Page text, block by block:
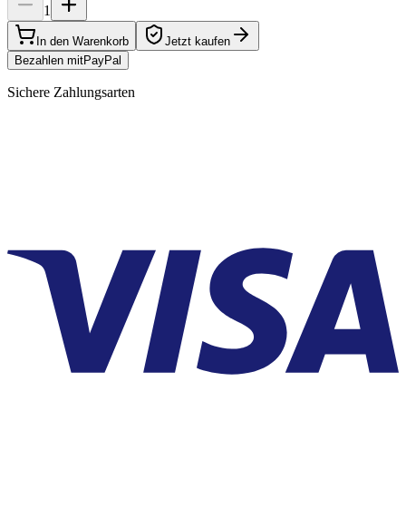
1
In den Warenkorb
Jetzt kaufen
Bezahlen mitPayPal
Sichere Zahlungsarten